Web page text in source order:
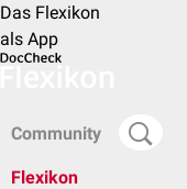
Das Flexikon
als App
Community
Flexikon